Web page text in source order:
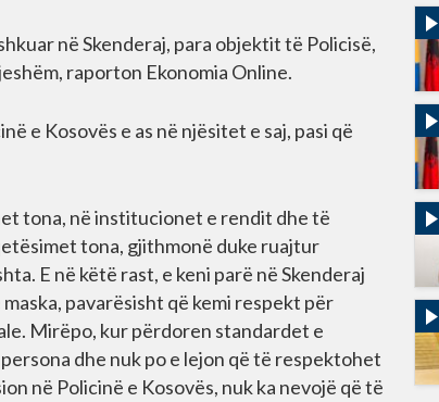
në Skenderaj, para objektit të Policisë,
raporton Ekonomia Online.
e Kosovës e as në njësitet e saj, pasi që
tona, në institucionet e rendit dhe të
tona, gjithmonë duke ruajtur
E në këtë rast, e keni parë në Skenderaj
pavarësisht që kemi respekt për
Mirëpo, kur përdoren standardet e
dhe nuk po e lejon që të respektohet
në Policinë e Kosovës, nuk ka nevojë që të